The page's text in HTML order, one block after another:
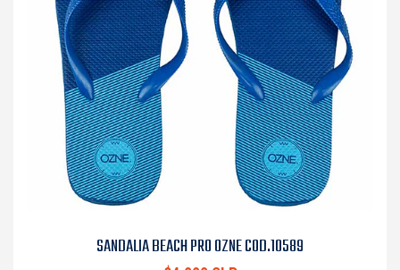
SANDALIA BEACH PRO OZNE COD.10589